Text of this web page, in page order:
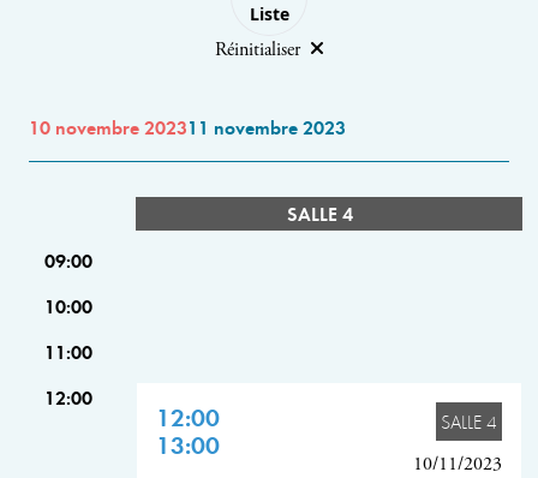
Liste
Réinitialiser
10 novembre 202311 novembre 2023
SALLE 4
09:00
10:00
11:00
12:00
12:00
13:00
SALLE 4
10/11/2023